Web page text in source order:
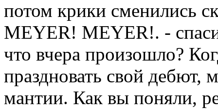
потом крики сменились
MEYER! MEYER!. -
что вчера произошло?
праздновать свой дебют,
мантии. Как вы поняли,